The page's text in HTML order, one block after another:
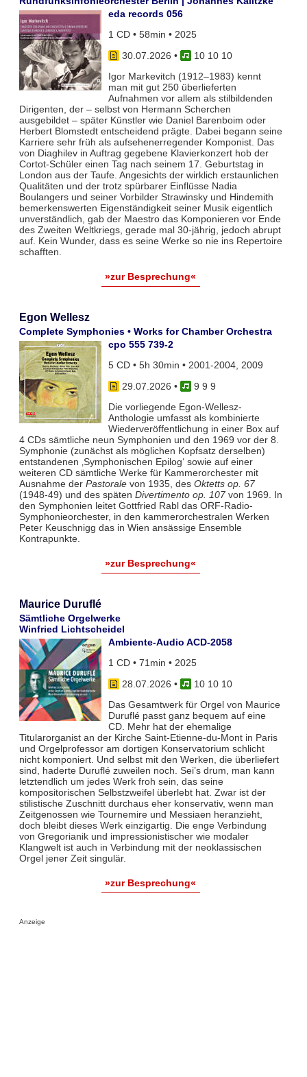
eda records 056
1 CD • 58min • 2025
30.07.2026 •
10 10 10
Igor Markevitch (1912–1983) kennt
man mit gut 250 überlieferten
Aufnahmen vor allem als stilbildenden
Dirigenten, der – selbst von Hermann Scherchen
ausgebildet – später Künstler wie Daniel Barenboim oder
Herbert Blomstedt entscheidend prägte. Dabei begann seine
Karriere sehr früh als aufsehenerregender Komponist. Das
von Diaghilev in Auftrag gegebene Klavierkonzert hob der
Cortot-Schüler einen Tag nach seinem 17. Geburtstag in
London aus der Taufe. Angesichts der wirklich erstaunlichen
Qualitäten und der trotz spürbarer Einflüsse Nadia
Boulangers und seiner Vorbilder Strawinsky und Hindemith
bemerkenswerten Eigenständigkeit seiner Musik eigentlich
unverständlich, gab der Maestro das Komponieren vor Ende
des Zweiten Weltkriegs, gerade mal 30-jährig, jedoch abrupt
auf. Kein Wunder, dass es seine Werke so nie ins Repertoire
schafften.
»zur Besprechung«
Egon Wellesz
Complete Symphonies • Works for Chamber Orchestra
cpo 555 739-2
5 CD • 5h 30min • 2001-2004, 2009
29.07.2026 •
9 9 9
Die vorliegende Egon-Wellesz-
Anthologie umfasst als kombinierte
Wiederveröffentlichung in einer Box auf
4 CDs sämtliche neun Symphonien und den 1969 vor der 8.
Symphonie (zunächst als möglichen Kopfsatz derselben)
entstandenen ‚Symphonischen Epilog‘ sowie auf einer
weiteren CD sämtliche Werke für Kammerorchester mit
Ausnahme der Pastoralevon 1935, des Oktetts op. 67
(1948-49) und des späten Divertimento op. 107von 1969. In
den Symphonien leitet Gottfried Rabl das ORF-Radio-
Symphonieorchester, in den kammerorchestralen Werken
Peter Keuschnigg das in Wien ansässige Ensemble
Kontrapunkte.
»zur Besprechung«
Maurice Duruflé
Sämtliche Orgelwerke
Winfried Lichtscheidel
Ambiente-Audio ACD-2058
1 CD • 71min • 2025
28.07.2026 •
10 10 10
Das Gesamtwerk für Orgel von Maurice
Duruflé passt ganz bequem auf eine
CD. Mehr hat der ehemalige
Titularorganist an der Kirche Saint-Etienne-du-Mont in Paris
und Orgelprofessor am dortigen Konservatorium schlicht
nicht komponiert. Und selbst mit den Werken, die überliefert
sind, haderte Duruflé zuweilen noch. Sei’s drum, man kann
letztendlich um jedes Werk froh sein, das seine
kompositorischen Selbstzweifel überlebt hat. Zwar ist der
stilistische Zuschnitt durchaus eher konservativ, wenn man
Zeitgenossen wie Tournemire und Messiaen heranzieht,
doch bleibt dieses Werk einzigartig. Die enge Verbindung
von Gregorianik und impressionistischer wie modaler
Klangwelt ist auch in Verbindung mit der neoklassischen
Orgel jener Zeit singulär.
»zur Besprechung«
Anzeige